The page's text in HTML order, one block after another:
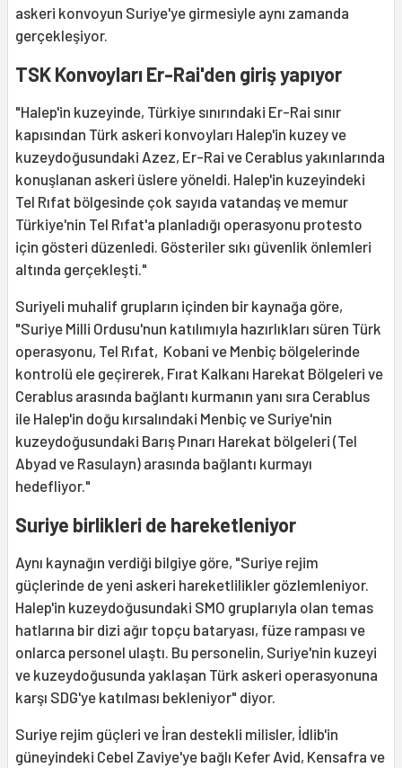
askeri konvoyun Suriye'ye girmesiyle aynı zamanda
gerçekleşiyor.
TSK Konvoyları Er-Rai'den giriş yapıyor
"Halep'in kuzeyinde, Türkiye sınırındaki Er-Rai sınır
kapısından Türk askeri konvoyları Halep'in kuzey ve
kuzeydoğusundaki Azez, Er-Rai ve Cerablus yakınlarında
konuşlanan askeri üslere yöneldi. Halep'in kuzeyindeki
Tel Rıfat bölgesinde çok sayıda vatandaş ve memur
Türkiye'nin Tel Rıfat'a planladığı operasyonu protesto
için gösteri düzenledi. Gösteriler sıkı güvenlik önlemleri
altında gerçekleşti."
Suriyeli muhalif grupların içinden bir kaynağa göre,
"Suriye Milli Ordusu'nun katılımıyla hazırlıkları süren Türk
operasyonu, Tel Rıfat, Kobani ve Menbiç bölgelerinde
kontrolü ele geçirerek, Fırat Kalkanı Harekat Bölgeleri ve
Cerablus arasında bağlantı kurmanın yanı sıra Cerablus
ile Halep'in doğu kırsalındaki Menbiç ve Suriye'nin
kuzeydoğusundaki Barış Pınarı Harekat bölgeleri (Tel
Abyad ve Rasulayn) arasında bağlantı kurmayı
hedefliyor."
Suriye birlikleri de hareketleniyor
Aynı kaynağın verdiği bilgiye göre, "Suriye rejim
güçlerinde de yeni askeri hareketlilikler gözlemleniyor.
Halep'in kuzeydoğusundaki SMO gruplarıyla olan temas
hatlarına bir dizi ağır topçu bataryası, füze rampası ve
onlarca personel ulaştı. Bu personelin, Suriye'nin kuzeyi
ve kuzeydoğusunda yaklaşan Türk askeri operasyonuna
karşı SDG'ye katılması bekleniyor" diyor.
Suriye rejim güçleri ve İran destekli milisler, İdlib'in
güneyindeki Cebel Zaviye'ye bağlı Kefer Avid, Kensafra ve